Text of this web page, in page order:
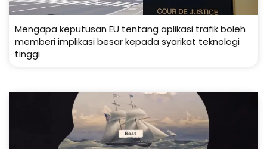
Mengapa keputusan EU tentang aplikasi trafik boleh
memberi implikasi besar kepada syarikat teknologi
tinggi